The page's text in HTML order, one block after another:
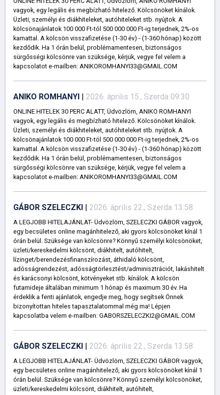
vagyok, egy legális és megbízható hitelező. Kölcsönöket kínálok.
Üzleti, személyi és diákhiteleket, autóhiteleket stb. nyújtok. A
kölcsönajánlatok 100 000 Ft-tól 500 000 000 Ft-ig terjednek, 2%-os
kamattal. A kölcsön visszafizetése (1-30 év) - (1-360 hónap) között
kezdődik. Ha 1 órán belül, problémamentesen, biztonságos
sürgősségi kölcsönre van szüksége, kérjük, vegye fel velem a
kapcsolatot e-mailben: ANIKOROMHANYI33@GMAIL.COM
ANIKO ROMHANYI | 2026. április 15., Szerda 09:30
ONLINE HITELEK 30 PERC ALATT, Üdvözlöm, ANIKO ROMHANYI
vagyok, egy legális és megbízható hitelező. Kölcsönöket kínálok.
Üzleti, személyi és diákhiteleket, autóhiteleket stb. nyújtok. A
kölcsönajánlatok 100 000 Ft-tól 500 000 000 Ft-ig terjednek, 2%-os
kamattal. A kölcsön visszafizetése (1-30 év) - (1-360 hónap) között
kezdődik. Ha 1 órán belül, problémamentesen, biztonságos
sürgősségi kölcsönre van szüksége, kérjük, vegye fel velem a
kapcsolatot e-mailben: ANIKOROMHANYI33@GMAIL.COM
GÁBOR SZELECZKI | 2026. április 22., Szerda 13:58
A LEGJOBB HITELAJÁNLAT- Üdvözlöm, SZELECZKI GÁBOR vagyok,
egy becsületes online magánhitelező, aki gyors kölcsönöket kínál 1
órán belül. Szüksége van kölcsönre? Könnyű személyi kölcsönöket,
üzleti/kereskedelmi kölcsönt, diákhitelt, autóhitelt,
lízinget/berendezésfinanszírozást, áthidaló kölcsönt,
adósságrendezést, adósságtörlesztést/adminisztrációt, lakáshitelt
és karácsonyi kölcsönt, kötvényeket stb. kínálok. A kölcsön
futamideje általában minimum 1 hónap és maximum 30 év. Ha
érdeklik a fenti ajánlatok, engedje meg, hogy segítsek Önnek
bizonyítottan hiteles tapasztalatommal még ma! Lépjen
kapcsolatba velem e-mailben: GABORSZELECZKI2@GMAIL.COM
GÁBOR SZELECZKI | 2026. április 22., Szerda 13:58
A LEGJOBB HITELAJÁNLAT- Üdvözlöm, SZELECZKI GÁBOR vagyok,
egy becsületes online magánhitelező, aki gyors kölcsönöket kínál 1
órán belül. Szüksége van kölcsönre? Könnyű személyi kölcsönöket,
üzleti/kereskedelmi kölcsönt, diákhitelt, autóhitelt,